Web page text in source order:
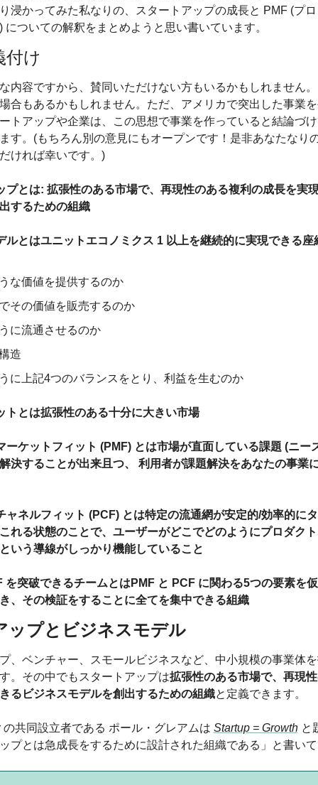
浸かってみた私なりの、スタートアップの成長と PMF (プ
についての解釈をまとめようと思い書いています。
付け
内容ですから、賛同いただけない方もいるかもしれません
合もあるかもしれません。ただ、アメリカで突出した事業
トアップや企業は、この思想で事業を作っていると結論づ
す。(もちろん別の意見にもオープンです！是非あなたなり
ければ幸いです。)
プとは: 拡張性のある市場で、再現性のある複利の成長を実
するための組織
ルとはユニットエコノミクス 1 以上を継続的に実現できる座
な価値を提供するのか
その価値を販売するのか
に流通させるのか
造
に上記4つのバランスをとり、利益を生むのか
トとは拡張性のある十分に大きい市場
ーケットフィット (PMF) とは市場が直面している課題 (ニー
決することが出来且つ、 利用者が課題解決をあなたの事業
ャネルフィット (PCF) とは特定の流通網が安定的/効率的に
れる状態のことで、ユーザーがどこでどのようにプロダク
いう導線がしっかり機能していること
を突破できるチームとは PMF と PCF に関わる5つの要素を
、その検証をすることに全てを集中できる組織
ップとビジネスモデル
、ベンチャー、スモールビジネスなど、中小規模の事業体
。その中でもスタートアップは拡張性のある市場で、再現
るビジネスモデルを創出するための組織と定義できます。
共同設立者である ポール・グレアムは Startup = Growth と
プとは急成長をするために設計された組織である」と書い